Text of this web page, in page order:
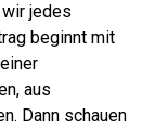
jedes
beginnt mit
aus
Dann schauen